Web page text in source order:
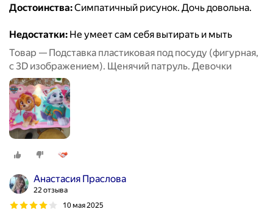
Достоинства:Симпатичный рисунок. Дочь довольна.
Недостатки: Не умеет сам себя вытирать и мыть
Товар — Подставка пластиковая под посуду (фигурная,
с 3D изображением). Щенячий патруль. Девочки
Анастасия Праслова
22 отзыва
10 мая 2025